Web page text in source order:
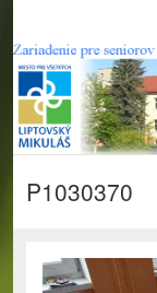
P1030370